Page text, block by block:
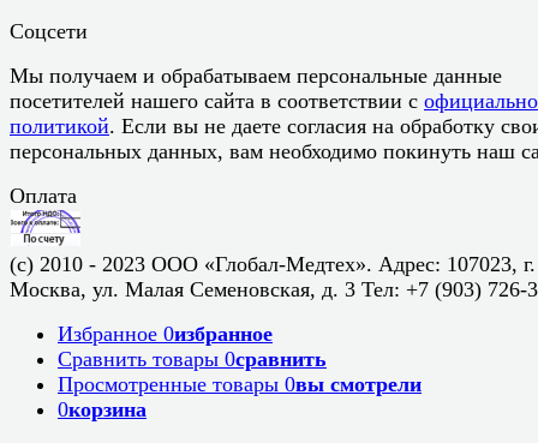
Соцсети
Мы получаем и обрабатываем персональные данные
посетителей нашего сайта в соответствии с
политикой. Если вы не даете согласия на обработку
персональных данных, вам необходимо покинуть наш
Оплата
(c) 2010 - 2023 ООО «Глобал-Медтех». Адрес: 107023, г.
Москва, ул. Малая Семеновская, д. 3 Тел: +7 (903) 726-
Избранное 0избранное
Сравнить товары 0сравнить
Просмотренные товары 0вы смотрели
0корзина